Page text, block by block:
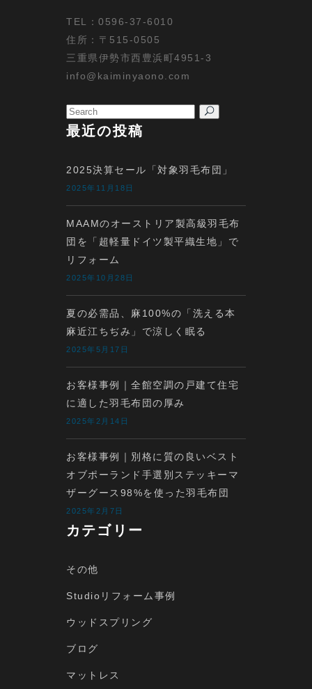
TEL：0596-37-6010
住所：〒515-0505
三重県伊勢市西豊浜町4951-3
info@kaiminyaono.com
Search
for:
最近の投稿
2025決算セール「対象羽毛布団」
2025年11月18日
MAAMのオーストリア製高級羽毛布
団を「超軽量ドイツ製平織生地」で
リフォーム
2025年10月28日
夏の必需品、麻100%の「洗える本
麻近江ちぢみ」で涼しく眠る
2025年5月17日
お客様事例｜全館空調の戸建て住宅
に適した羽毛布団の厚み
2025年2月14日
お客様事例｜別格に質の良いベスト
オブポーランド手選別ステッキーマ
ザーグース98%を使った羽毛布団
2025年2月7日
カテゴリー
その他
Studioリフォーム事例
ウッドスプリング
ブログ
マットレス